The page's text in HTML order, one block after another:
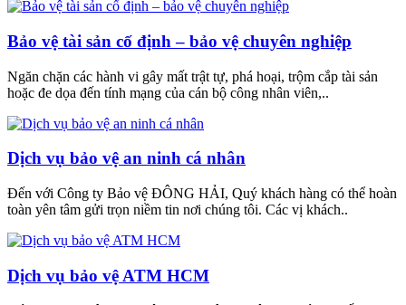
Bảo vệ tài sản cố định – bảo vệ chuyên nghiệp
Ngăn chặn các hành vi gây mất trật tự, phá hoại, trộm cắp tài sản
hoặc đe dọa đến tính mạng của cán bộ công nhân viên,..
Dịch vụ bảo vệ an ninh cá nhân
Đến với Công ty Bảo vệ ĐÔNG HẢI, Quý khách hàng có thể hoàn
toàn yên tâm gửi trọn niềm tin nơi chúng tôi. Các vị khách..
Dịch vụ bảo vệ ATM HCM